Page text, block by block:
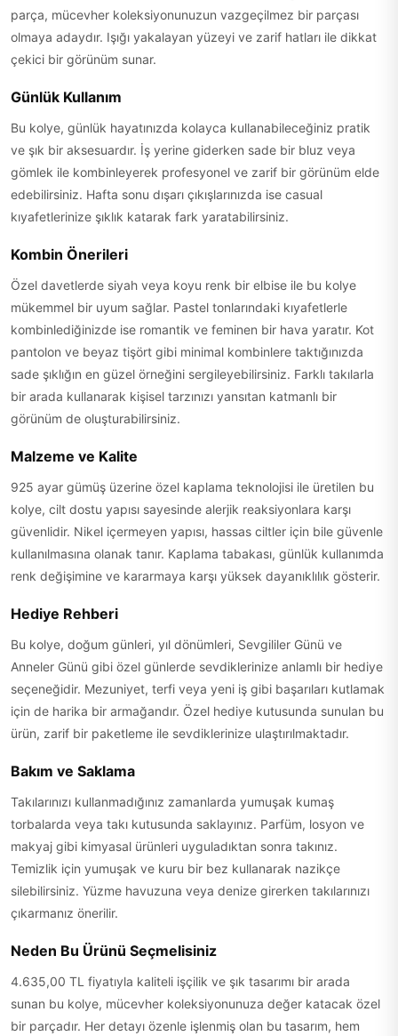
parça, mücevher koleksiyonunuzun vazgeçilmez bir parçası
olmaya adaydır. Işığı yakalayan yüzeyi ve zarif hatları ile dikkat
çekici bir görünüm sunar.
Günlük Kullanım
Bu kolye, günlük hayatınızda kolayca kullanabileceğiniz pratik
ve şık bir aksesuardır. İş yerine giderken sade bir bluz veya
gömlek ile kombinleyerek profesyonel ve zarif bir görünüm elde
edebilirsiniz. Hafta sonu dışarı çıkışlarınızda ise casual
kıyafetlerinize şıklık katarak fark yaratabilirsiniz.
Kombin Önerileri
Özel davetlerde siyah veya koyu renk bir elbise ile bu kolye
mükemmel bir uyum sağlar. Pastel tonlarındaki kıyafetlerle
kombinlediğinizde ise romantik ve feminen bir hava yaratır. Kot
pantolon ve beyaz tişört gibi minimal kombinlere taktığınızda
sade şıklığın en güzel örneğini sergileyebilirsiniz. Farklı takılarla
bir arada kullanarak kişisel tarzınızı yansıtan katmanlı bir
görünüm de oluşturabilirsiniz.
Malzeme ve Kalite
925 ayar gümüş üzerine özel kaplama teknolojisi ile üretilen bu
kolye, cilt dostu yapısı sayesinde alerjik reaksiyonlara karşı
güvenlidir. Nikel içermeyen yapısı, hassas ciltler için bile güvenle
kullanılmasına olanak tanır. Kaplama tabakası, günlük kullanımda
renk değişimine ve kararmaya karşı yüksek dayanıklılık gösterir.
Hediye Rehberi
Bu kolye, doğum günleri, yıl dönümleri, Sevgililer Günü ve
Anneler Günü gibi özel günlerde sevdiklerinize anlamlı bir hediye
seçeneğidir. Mezuniyet, terfi veya yeni iş gibi başarıları kutlamak
için de harika bir armağandır. Özel hediye kutusunda sunulan bu
ürün, zarif bir paketleme ile sevdiklerinize ulaştırılmaktadır.
Bakım ve Saklama
Takılarınızı kullanmadığınız zamanlarda yumuşak kumaş
torbalarda veya takı kutusunda saklayınız. Parfüm, losyon ve
makyaj gibi kimyasal ürünleri uyguladıktan sonra takınız.
Temizlik için yumuşak ve kuru bir bez kullanarak nazikçe
silebilirsiniz. Yüzme havuzuna veya denize girerken takılarınızı
çıkarmanız önerilir.
Neden Bu Ürünü Seçmelisiniz
4.635,00 TL fiyatıyla kaliteli işçilik ve şık tasarımı bir arada
sunan bu kolye, mücevher koleksiyonunuza değer katacak özel
bir parçadır. Her detayı özenle işlenmiş olan bu tasarım, hem